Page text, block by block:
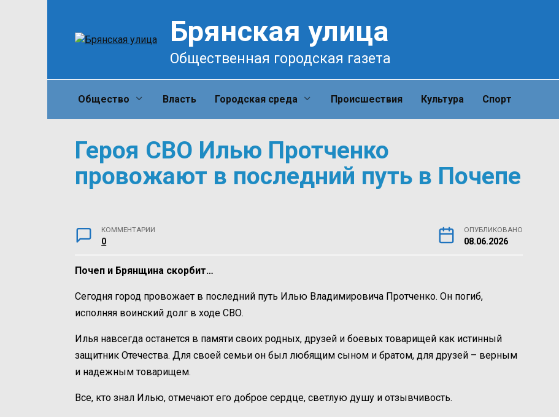
Брянская улица
Общественная городская газета
Общество Власть Городская среда Происшествия Культура Спорт
Героя СВО Илью Протченко
провожают в последний путь в Почепе
КОММЕНТАРИИ
0
ОПУБЛИКОВАНО
08.06.2026
Почеп и Брянщина скорбит…
Сегодня город провожает в последний путь Илью Владимировича Протченко. Он погиб,
исполняя воинский долг в ходе СВО.
Илья навсегда останется в памяти своих родных, друзей и боевых товарищей как истинный
защитник Отечества. Для своей семьи он был любящим сыном и братом, для друзей – верным
и надежным товарищем.
Все, кто знал Илью, отмечают его доброе сердце, светлую душу и отзывчивость.